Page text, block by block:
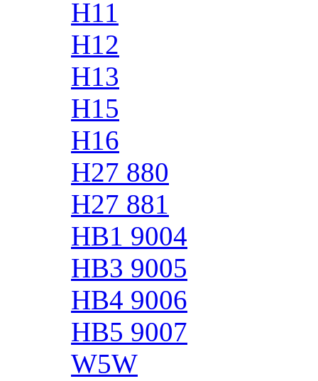
H11
H12
H13
H15
H16
H27 880
H27 881
HB1 9004
HB3 9005
HB4 9006
HB5 9007
W5W